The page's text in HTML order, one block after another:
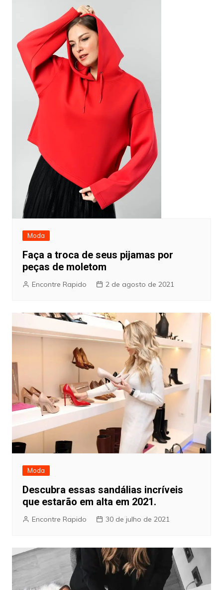
Moda
Faça a troca de seus pijamas por
peças de moletom
Encontre Rapido 2 de agosto de 2021
Moda
Descubra essas sandálias incríveis
que estarão em alta em 2021.
Encontre Rapido 30 de julho de 2021